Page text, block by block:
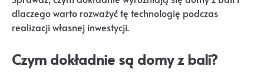
dlaczego warto rozważyć tę technologię podczas
realizacji własnej inwestycji.
Czym dokładnie są domy z bali?